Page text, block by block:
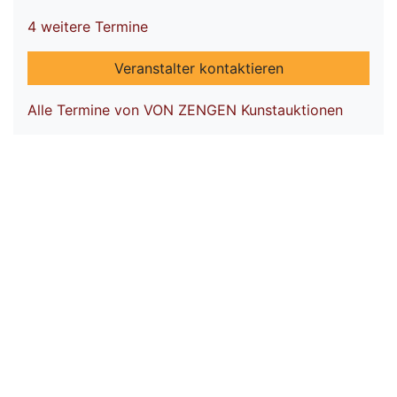
4 weitere Termine
Veranstalter kontaktieren
Alle Termine von VON ZENGEN Kunstauktionen